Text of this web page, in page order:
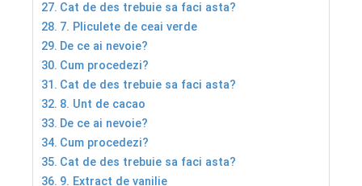
Cat de des trebuie sa faci asta?
7. Pliculete de ceai verde
De ce ai nevoie?
Cum procedezi?
Cat de des trebuie sa faci asta?
8. Unt de cacao
De ce ai nevoie?
Cum procedezi?
Cat de des trebuie sa faci asta?
9. Extract de vanilie